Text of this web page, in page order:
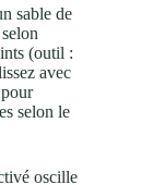
sable de
(outil :
avec
selon le
oscille